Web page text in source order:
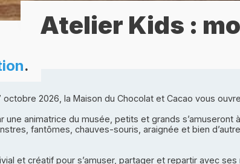
Atelier Kids :
.
octobre 2026, la Maison du Chocolat et Cacao vous
une animatrice du musée, petits et grands s’amuseront
fantômes, chauves-souris, araignée et bien
et créatif pour s’amuser, partager et repartir avec